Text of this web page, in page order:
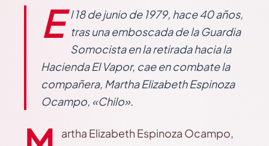
E l 18 de junio de 1979, hace 40 años,
tras una emboscada de la Guardia
Somocista en la retirada hacia la
Hacienda El Vapor, cae en combate la
compañera, Martha Elizabeth Espinoza
Ocampo, «Chilo».
artha Elizabeth Espinoza Ocampo,